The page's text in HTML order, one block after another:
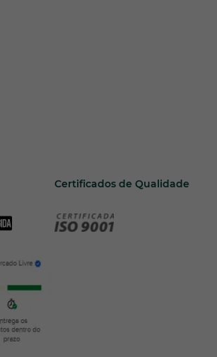
Certificados de Qualidade